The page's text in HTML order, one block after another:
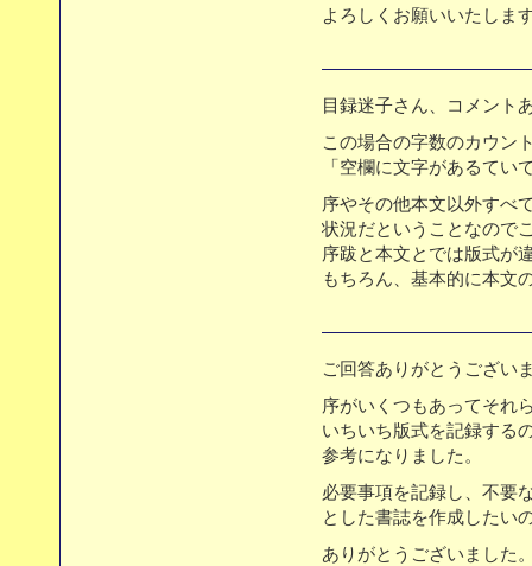
よろしくお願いいたしま
目録迷子さん、コメント
この場合の字数のカウン
「空欄に文字があるてい
序やその他本文以外すべ
状況だということなので
序跋と本文とでは版式が
もちろん、基本的に本文
ご回答ありがとうござい
序がいくつもあってそれ
いちいち版式を記録する
参考になりました。
必要事項を記録し、不要
とした書誌を作成したい
ありがとうございました